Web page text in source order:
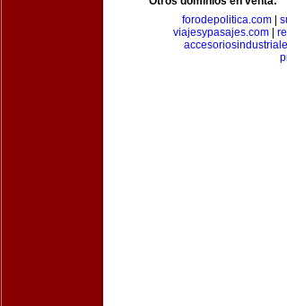
forodepolitica.com|
viajesypasajes.com